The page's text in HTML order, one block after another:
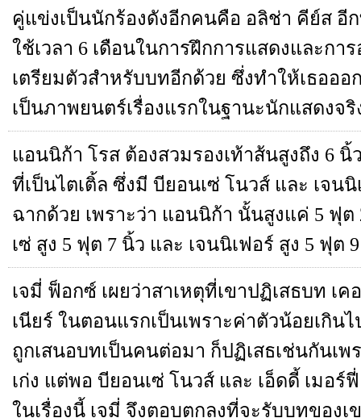
คู่แข่งเป็นนักร้องดังอีกคนคือ อลิช่า คีย์ส อี
ใช้เวลา 6 เดือนในการฝึกการแสดงและการ
เตรียมตัวสำหรับบทอีกด้วย ซึ่งทำให้เธอออ
เป็นภาพยนตร์เรื่องแรกในฐานะนักแสดงจริ
แอนนิก้า โรส ต้องสวมรองเท้าส้นสูงถึง 6 นิ้
ที่เป็นไตเติ้ล ซึ่งมี บียอนเซ่ โนวส์ และ เจน
ฉากด้วย เพราะว่า แอนนิก้า นั้นสูงแค่ 5 ฟุ
เซ่ สูง 5 ฟุต 7 นิ้ว และ เจนนิเฟอร์ สูง 5 ฟุต
เจมี่ ฟ็อกซ์ เผยว่าสาเหตุที่เขาปฏิเสธบท เค
เนียร์ ในตอนแรกเป็นเพราะค่าตัวน้อยเกิน
ถูกเสนอบทเป็นคนต่อมา ก็ปฏิเสธเช่นกันเพ
เก่ง แต่พอ บียอนเซ่ โนวส์ และ เอ็ดดี้ เมอ
ในเรื่องนี้ เจมี่ จึงตอบตกลงที่จะรับบทของเ